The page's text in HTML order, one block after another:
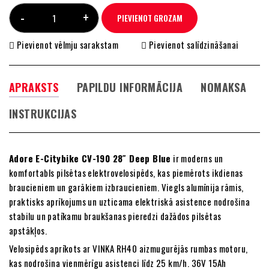
PIEVIENOT GROZAM
Pievienot vēlmju sarakstam Pievienot salīdzināšanai
APRAKSTS PAPILDU INFORMĀCIJA
NOMAKSA
INSTRUKCIJAS
Adore E-Citybike CV-190 28″ Deep Blue ir moderns un
komfortabls pilsētas elektrovelosipēds, kas piemērots ikdienas
braucieniem un garākiem izbraucieniem. Viegls alumīnija rāmis,
praktisks aprīkojums un uzticama elektriskā asistence nodrošina
stabilu un patīkamu braukšanas pieredzi dažādos pilsētas
apstākļos.
Velosipēds aprīkots ar VINKA RH40 aizmugurējās rumbas motoru,
kas nodrošina vienmērīgu asistenci līdz 25 km/h. 36V 15Ah